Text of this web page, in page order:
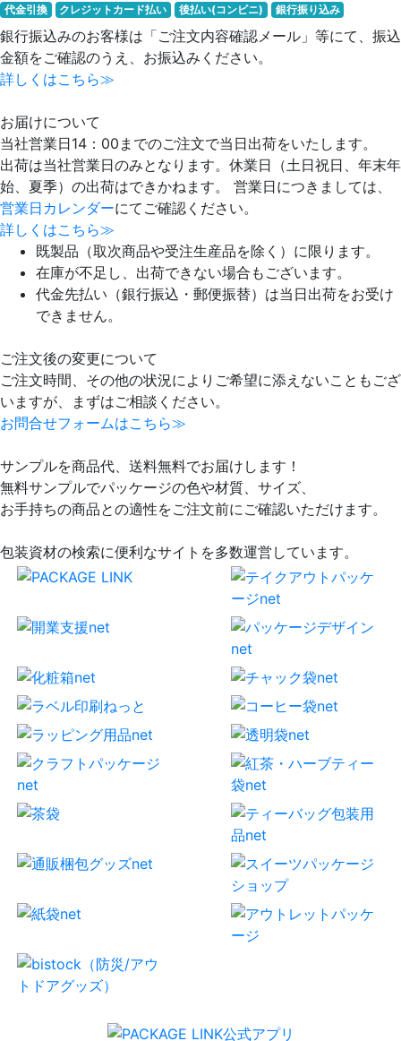
代金引換 クレジットカード払い 後払い(コンビニ) 銀行振り込み
銀行振込みのお客様は「ご注文内容確認メール」等にて、振込
金額をご確認のうえ、お振込みください。
詳しくはこちら≫
お届けについて
当社営業日14：00までのご注文で当日出荷をいたします。
出荷は当社営業日のみとなります。休業日（土日祝日、年末年
始、夏季）の出荷はできかねます。 営業日につきましては、
営業日カレンダーにてご確認ください。
詳しくはこちら≫
既製品（取次商品や受注生産品を除く）に限ります。
在庫が不足し、出荷できない場合もございます。
代金先払い（銀行振込・郵便振替）は当日出荷をお受け
できません。
ご注文後の変更について
ご注文時間、その他の状況によりご希望に添えないこともござ
いますが、まずはご相談ください。
お問合せフォームはこちら≫
サンプルを商品代、送料無料でお届けします！
無料サンプルでパッケージの色や材質、サイズ、
お手持ちの商品との適性をご注文前にご確認いただけます。
包装資材の検索に便利なサイトを多数運営しています。